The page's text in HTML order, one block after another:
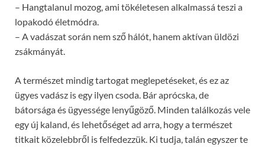
– Hangtalanul mozog, ami tökéletesen alkalmassá teszi a
lopakodó életmódra.
– A vadászat során nem sző hálót, hanem aktívan üldözi
zsákmányát.
A természet mindig tartogat meglepetéseket, és ez az
ügyes vadász is egy ilyen csoda. Bár aprócska, de
bátorsága és ügyessége lenyűgöző. Minden találkozás vele
egy új kaland, és lehetőséget ad arra, hogy a természet
titkait közelebbről is felfedezzük. Ki tudja, talán egyszer te